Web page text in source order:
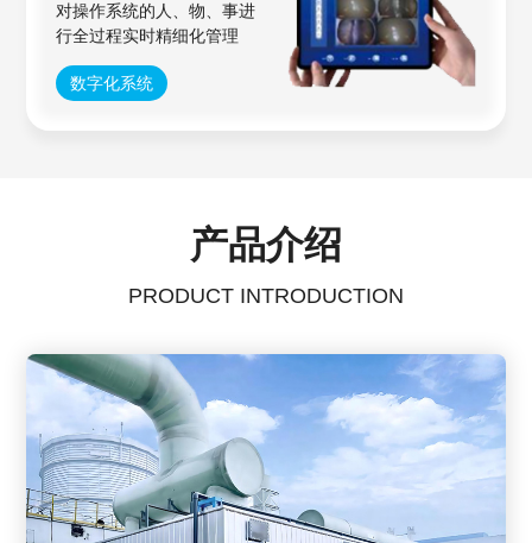
对操作系统的人、物、事进
行全过程实时精细化管理
数字化系统
产品介绍
PRODUCT INTRODUCTION